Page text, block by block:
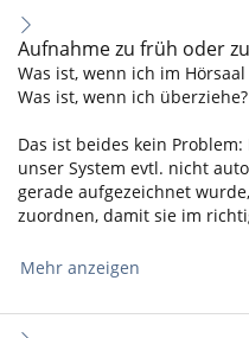
Aufnahme zu früh oder
Was ist, wenn ich im
Was ist, wenn ich überziehe?
Das ist beides kein
unser System evtl. nicht
gerade aufgezeichnet
zuordnen, damit sie im
Mehr anzeigen